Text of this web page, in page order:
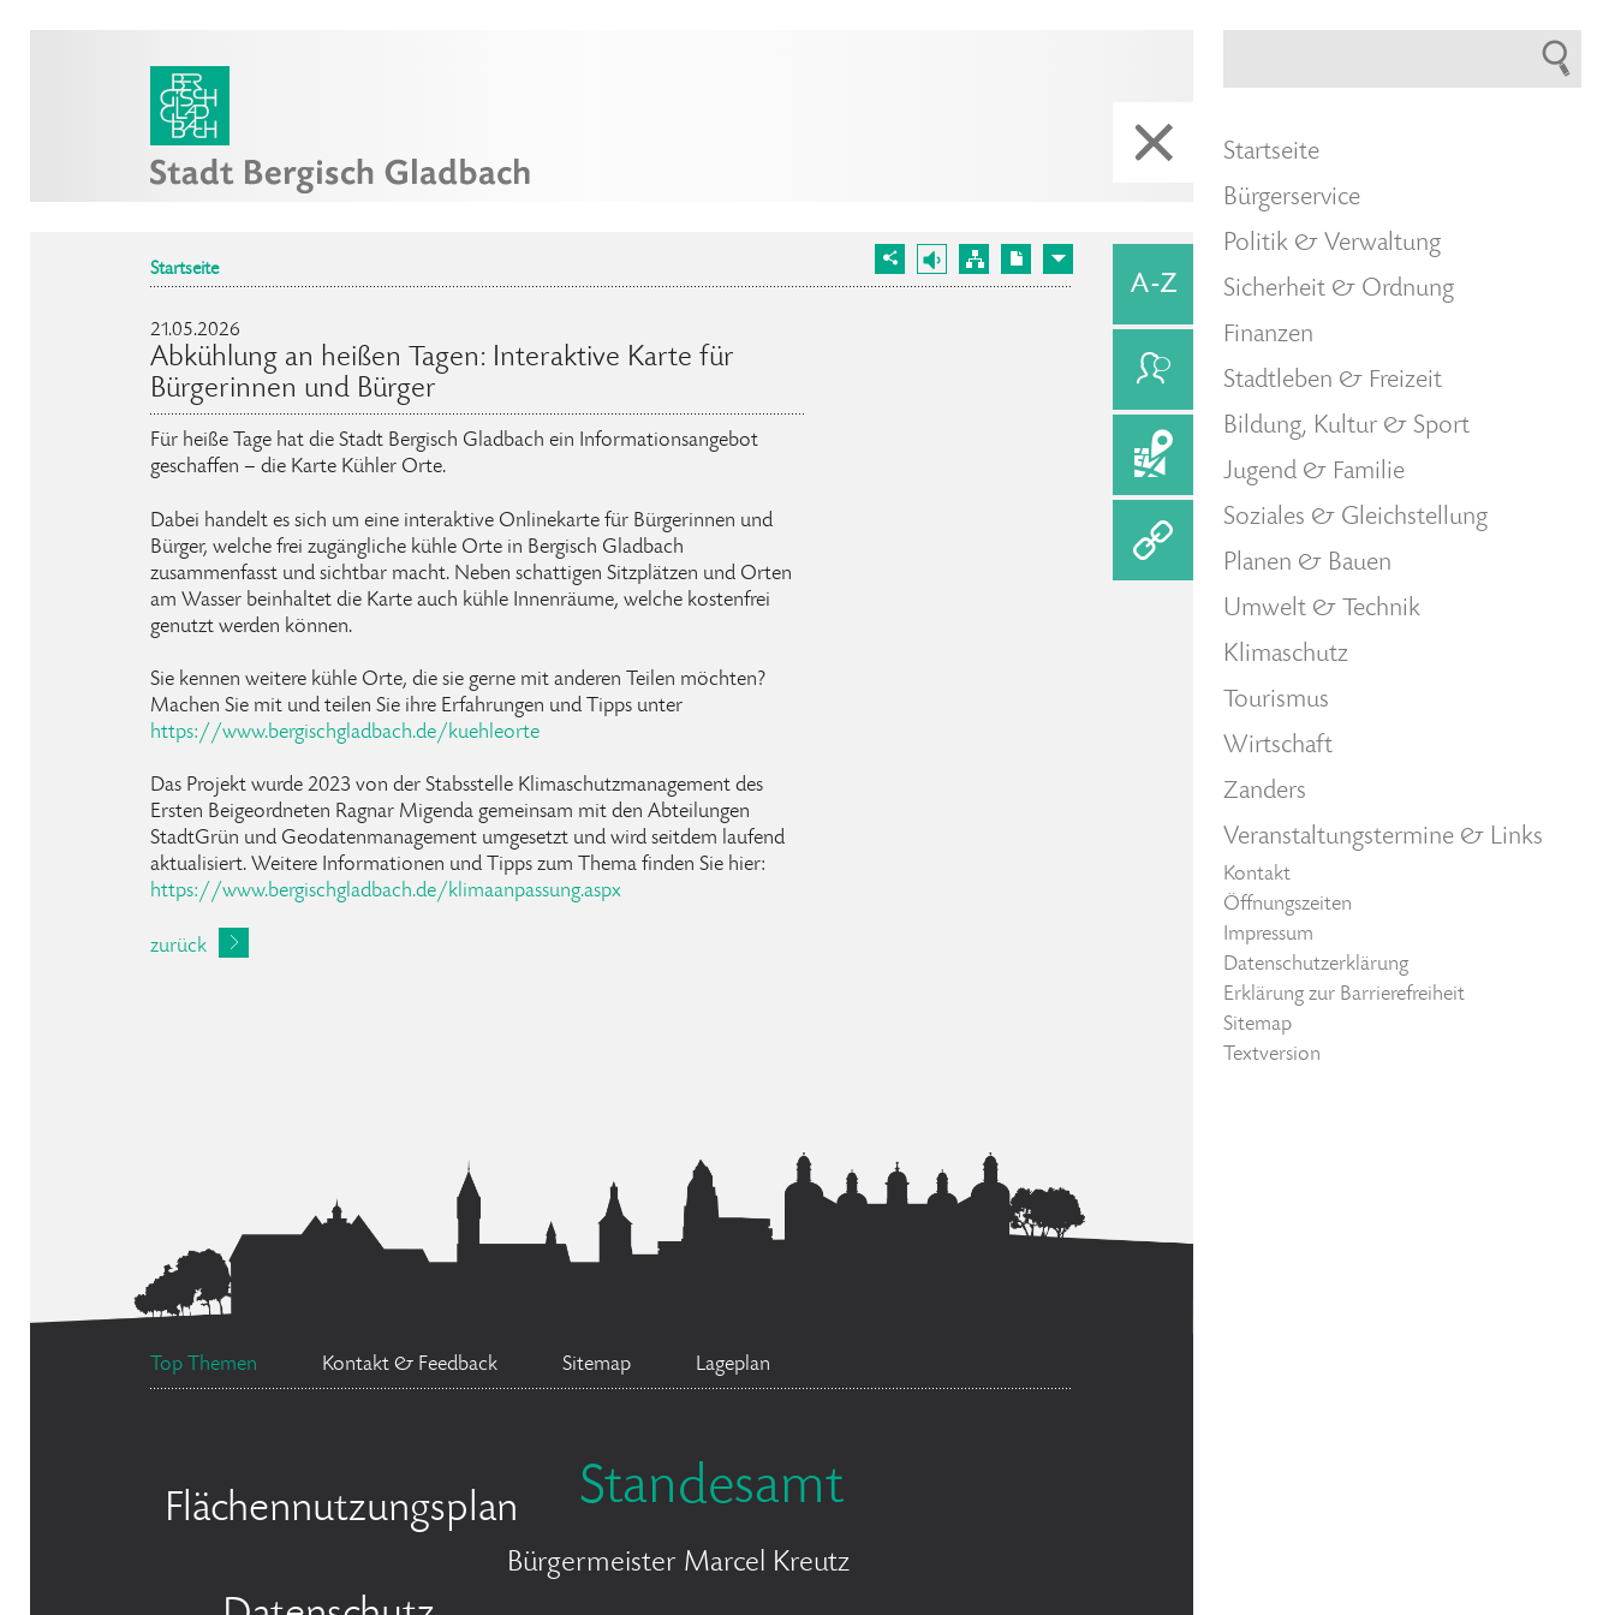
Startseite
21.05.2026
Abkühlung an heißen Tagen: Interaktive Karte für
Bürgerinnen und Bürger
Für heiße Tage hat die Stadt Bergisch Gladbach ein Informationsangebot
geschaffen – die Karte Kühler Orte.
Dabei handelt es sich um eine interaktive Onlinekarte für Bürgerinnen und
Bürger, welche frei zugängliche kühle Orte in Bergisch Gladbach
zusammenfasst und sichtbar macht. Neben schattigen Sitzplätzen und Orten
am Wasser beinhaltet die Karte auch kühle Innenräume, welche kostenfrei
genutzt werden können.
Sie kennen weitere kühle Orte, die sie gerne mit anderen Teilen möchten?
Machen Sie mit und teilen Sie ihre Erfahrungen und Tipps unter
https://www.bergischgladbach.de/kuehleorte
Das Projekt wurde 2023 von der Stabsstelle Klimaschutzmanagement des
Ersten Beigeordneten Ragnar Migenda gemeinsam mit den Abteilungen
StadtGrün und Geodatenmanagement umgesetzt und wird seitdem laufend
aktualisiert. Weitere Informationen und Tipps zum Thema finden Sie hier:
https://www.bergischgladbach.de/klimaanpassung.aspx
zurück
Top Themen Kontakt & Feedback Sitemap Lageplan
Flächennutzungsplan Standesamt
Bürgermeister Marcel Kreutz
Startseite
Bürgerservice
Politik & Verwaltung
Sicherheit & Ordnung
Finanzen
Stadtleben & Freizeit
Bildung, Kultur & Sport
Jugend & Familie
Soziales & Gleichstellung
Planen & Bauen
Umwelt & Technik
Klimaschutz
Tourismus
Wirtschaft
Zanders
Veranstaltungstermine & Links
Kontakt
Öffnungszeiten
Impressum
Datenschutzerklärung
Erklärung zur Barrierefreiheit
Sitemap
Textversion